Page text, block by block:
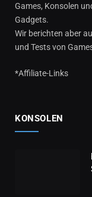
Games, Konsolen
Gadgets.
Wir berichten aber
und Tests von
*Affiliate-Links
KONSOLEN